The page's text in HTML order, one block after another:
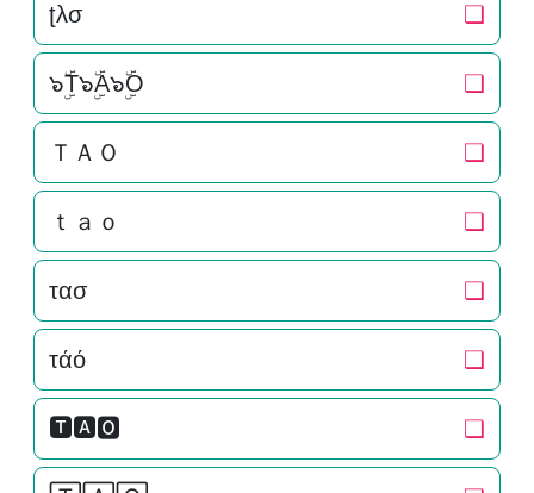
ʈλσ ❏
๖ۣۜT๖ۣۜA๖ۣۜO ❏
ＴＡＯ ❏
ｔａｏ ❏
τασ ❏
τάό ❏
🆃🅰🅾 ❏